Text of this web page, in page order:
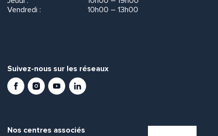
Vendredi :
10h00 – 13h00
Suivez-nous sur les réseaux
FacebookInstagramYoutubeLinkedIn
Nos centres associés